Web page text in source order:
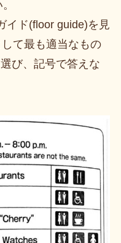
ド(floor guide)を見
て最も適当なもの
び、記号で答えな